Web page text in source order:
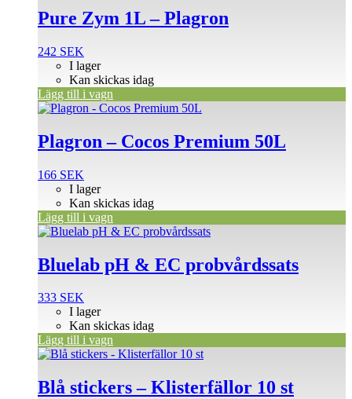
Pure Zym 1L – Plagron
242 SEK
I lager
Kan skickas idag
Lägg till i vagn
Plagron – Cocos Premium 50L
166 SEK
I lager
Kan skickas idag
Lägg till i vagn
Bluelab pH & EC probvårdssats
333 SEK
I lager
Kan skickas idag
Lägg till i vagn
Blå stickers – Klisterfällor 10 st